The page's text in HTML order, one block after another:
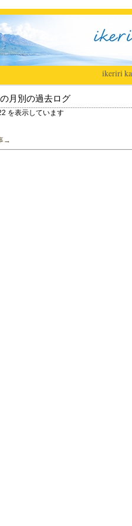
ikeriri|
月別の過去ログ
を表示しています
→